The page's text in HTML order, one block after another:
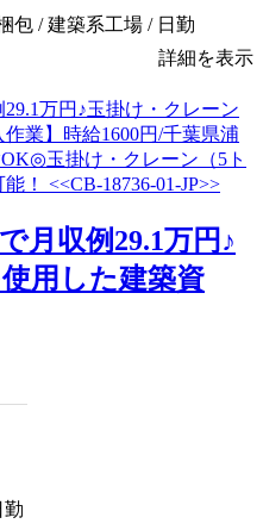
包 / 建築系工場 / 日勤
詳細を表示
月収例29.1万円♪
用した建築資
勤